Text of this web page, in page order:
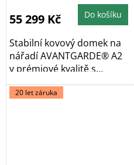
55 299 Kč Do košíku
Stabilní kovový domek na
nářadí AVANTGARDE® A2
v prémiové kvalitě s
pultovou...
20 let záruka